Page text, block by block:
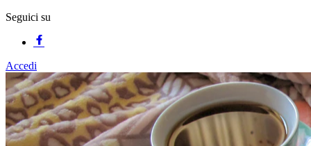
Seguici su
Accedi